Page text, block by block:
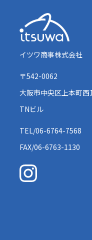
イツワ商事株式会社
〒542-0062
大阪市中央区上本町
TNビル
TEL/06-6764-7568
FAX/06-6763-1130